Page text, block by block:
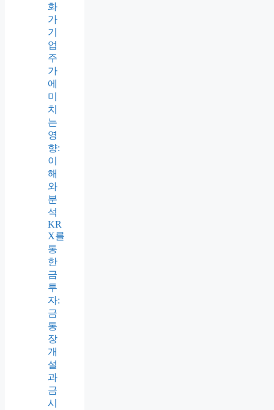
화
가
기
업
주
가
에
미
치
는
영
향:
이
해
와
분
석
KR
X를
통
한
금
투
자:
금
통
장
개
설
과
금
시